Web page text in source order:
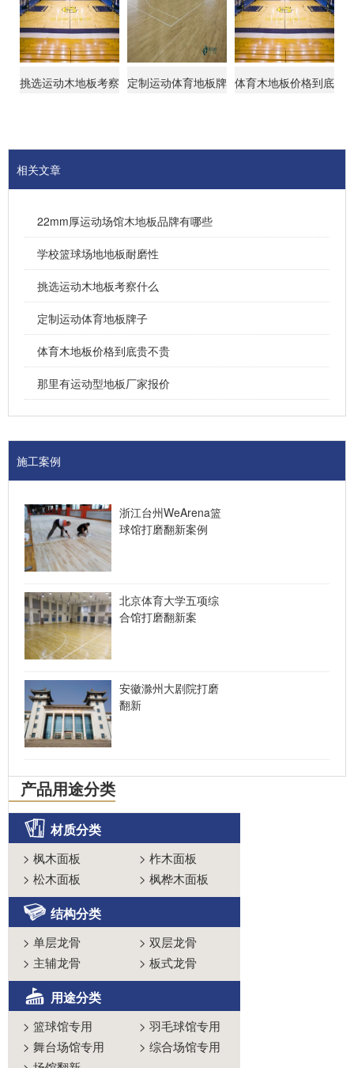
挑选运动木地板考察 定制运动体育地板牌 体育木地板价格到底
相关文章
22mm厚运动场馆木地板品牌有哪些
学校篮球场地地板耐磨性
挑选运动木地板考察什么
定制运动体育地板牌子
体育木地板价格到底贵不贵
那里有运动型地板厂家报价
施工案例
浙江台州WeArena篮
球馆打磨翻新案例
北京体育大学五项综
合馆打磨翻新案
安徽滁州大剧院打磨
翻新
产品用途分类
材质分类
> 枫木面板 > 柞木面板
> 松木面板 > 枫桦木面板
结构分类
> 单层龙骨 > 双层龙骨
> 主辅龙骨 > 板式龙骨
用途分类
> 篮球馆专用 > 羽毛球馆专用
> 舞台场馆专用 > 综合场馆专用